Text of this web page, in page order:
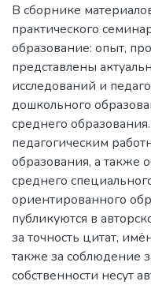
В сборнике
практического
образование: опыт,
представлены
исследований и
дошкольного
среднего
педагогическим
образования, а
среднего
ориентированного
публикуются в
за точность цитат,
также за соблюдение
собственности несут